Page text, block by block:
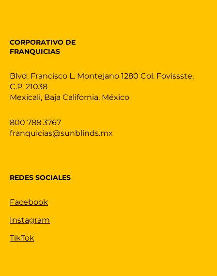
800 788 3767
franquicias@sunblinds.mx
Blvd. Francisco L. Montejano 1280 Col. Fovissste,
C.P. 21038
Mexicali, Baja California, México
CORPORATIVO DE
FRANQUICIAS
REDES SOCIALES
Facebook
Instagram
TikTok